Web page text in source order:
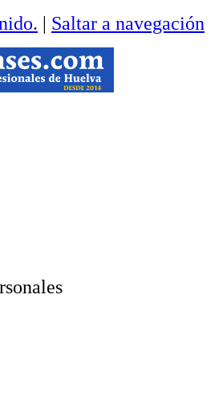
| Saltar a navegación